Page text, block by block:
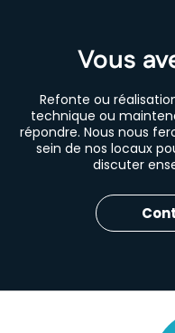
Vous
Refonte ou
technique ou
répondre. Nous nous
sein de nos locaux
discuter